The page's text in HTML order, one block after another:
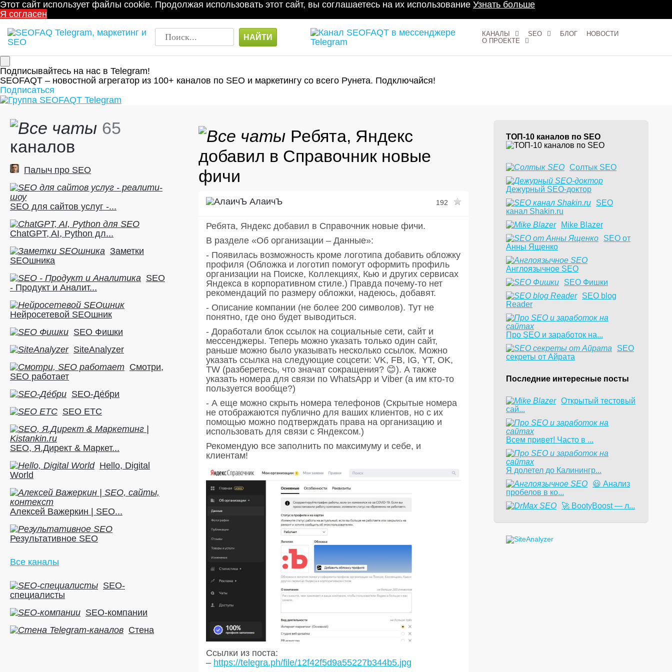
Этот сайт использует файлы cookie. Продолжая использовать этот сайт, вы соглашаетесь на их использование Узнать больше
Я согласен
КАНАЛЫ SEO БЛОГ
НОВОСТИ
О ПРОЕКТЕ
Подписывайтесь на нас в Telegram!
SEOFAQT – новостной агрегатор из 100+ каналов по SEO и маркетингу со всего Рунета. Подключайся!
Подписаться
65
каналов
Палыч про SEO
SEO для сайтов услуг -...
ChatGPT, AI, Python дл...
Заметки
SEOшника
SEO
- Продукт и Аналит...
Нейросетевой SEOшник
SEO Фишки
SiteAnalyzer
Смотри,
SEO работает
SEO-Де́бри
SEO ETC
SEO, Я.Директ & Маркет...
Hello, Digital
World
Алексей Важеркин | SEO...
Результативное SEO
Все каналы
SEO-
специалисты
SEO-компании
Стена
​​Ребята, Яндекс
добавил в Справочник новые
фичи
АлаичЪ 192
​​Ребята, Яндекс добавил в Справочник новые фичи.
В разделе «Об организации – Данные»:
- Появилась возможность кроме логотипа добавить обложку
профиля (Обложка и логотип помогут оформить профиль
организации на Поиске, Коллекциях, Кью и других сервисах
Яндекса в корпоративном стиле.) Правда почему-то нет
рекомендаций по размеру обложки, надеюсь, добавят.
- Описание компании (не более 200 символов). Тут не
понятно, где оно будет выводиться.
- Доработали блок ссылок на социальные сети, сайт и
мессенджеры. Теперь можно указать только один сайт,
раньше можно было указывать несколько ссылок. Можно
указать ссылка на следующие соцсети: VK, FB, IG, YT, OK,
TW (разберетесь, что значат сокращения? 😊). А также
указать номера для связи по WhatsApp и Viber (а им кто-то
пользуется вообще?)
- А еще можно скрыть номера телефонов (Скрытые номера
не отображаются публично для ваших клиентов, но с их
помощью можно подтверждать права на организацию и
использовать для связи с Яндексом.)
Рекомендую все заполнить по максимуму и себе, и
клиентам!
Ссылки из поста:
– https://telegra.ph/file/12f42f5d9a55227b344b5.jpg
ТОП-10 каналов по SEO
Солтык SEO
Дежурный SEO-доктор
SEO
канал Shakin.ru
Mike Blazer
SEO от
Анны Ященко
Англоязычное SEO
SEO Фишки
SEO blog
Reader
Про SEO и заработок на...
SEO
секреты от Айрата
Последние интересные посты
​Открытый тестовый
сай...
Всем привет! Часто в ...
Я долетел до Калинингр...
😃 Анализ
пробелов в ко...
🚀 BootyBoost — л...